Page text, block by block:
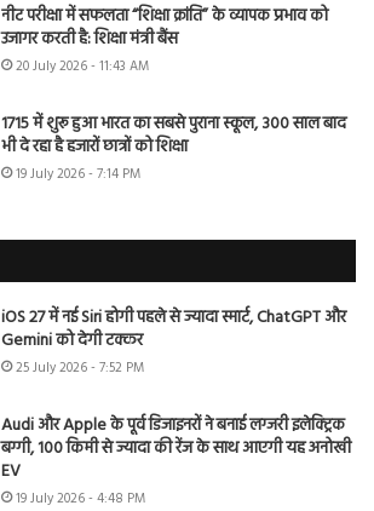
नीट परीक्षा में सफलता “शिक्षा क्रांति” के व्यापक प्रभाव को
उजागर करती है: शिक्षा मंत्री बैंस
20 July 2026 - 11:43 AM
1715 में शुरू हुआ भारत का सबसे पुराना स्कूल, 300 साल बाद
भी दे रहा है हजारों छात्रों को शिक्षा
19 July 2026 - 7:14 PM
iOS 27 में नई Siri होगी पहले से ज्यादा स्मार्ट, ChatGPT और
Gemini को देगी टक्कर
25 July 2026 - 7:52 PM
Audi और Apple के पूर्व डिजाइनरों ने बनाई लग्जरी इलेक्ट्रिक
बग्गी, 100 किमी से ज्यादा की रेंज के साथ आएगी यह अनोखी
EV
19 July 2026 - 4:48 PM